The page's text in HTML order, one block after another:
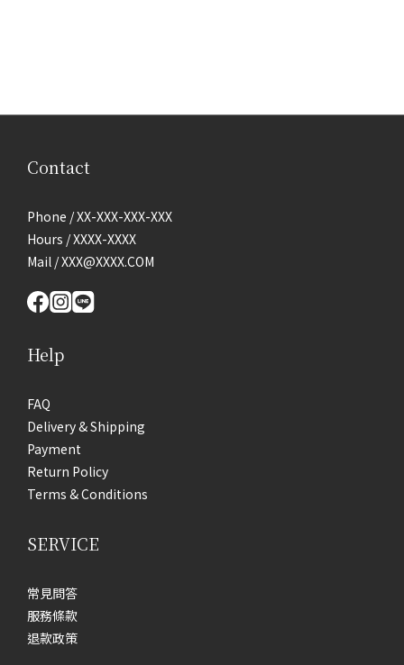
Contact
Phone / XX-XXX-XXX-XXX
Hours / XXXX-XXXX
Mail / XXX@XXXX.COM
Help
FAQ
Delivery & Shipping
Payment
Return Policy
Terms & Conditions
SERVICE
常見問答
服務條款
退款政策